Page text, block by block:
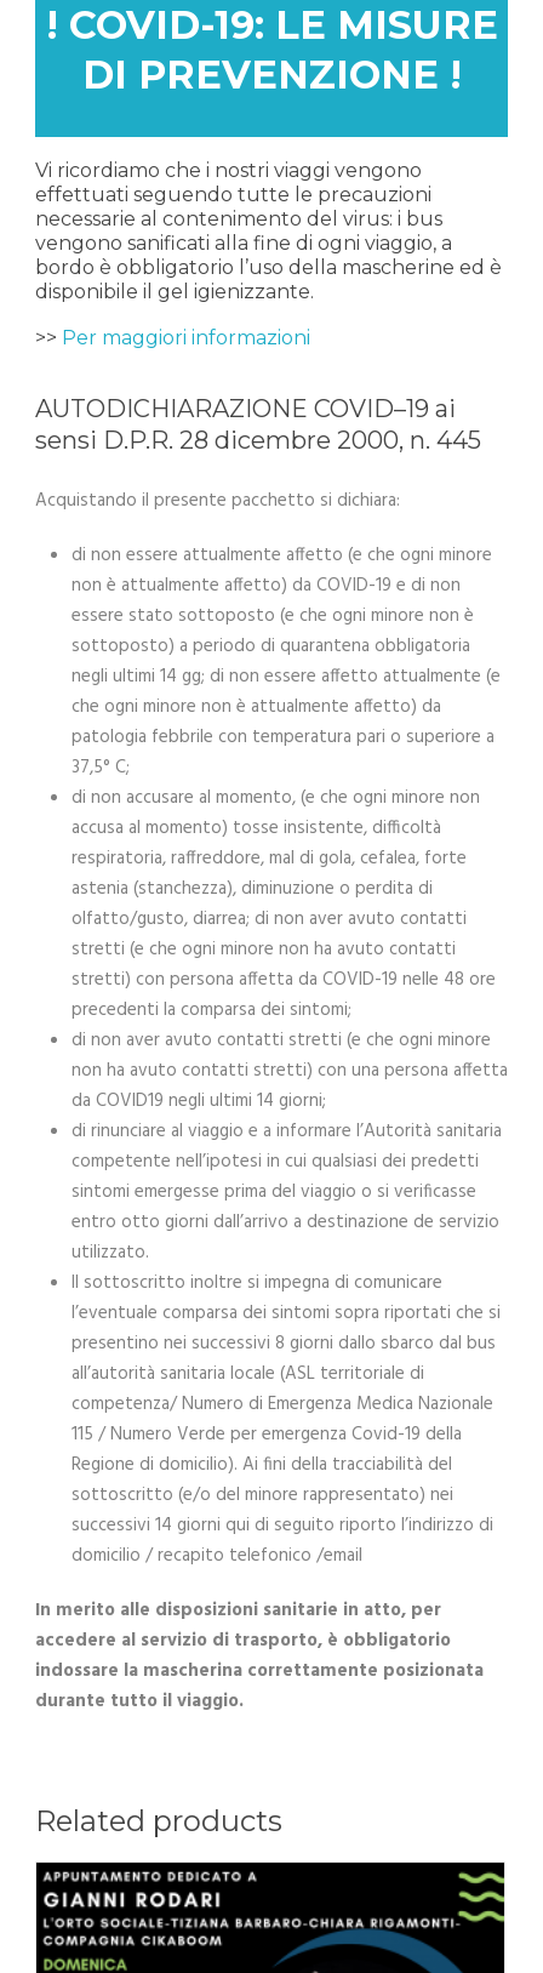
! COVID-19: LE MISURE
DI PREVENZIONE !
Vi ricordiamo che i nostri viaggi vengono
effettuati seguendo tutte le precauzioni
necessarie al contenimento del virus: i bus
vengono sanificati alla fine di ogni viaggio, a
bordo è obbligatorio l’uso della mascherine ed è
disponibile il gel igienizzante.
>> Per maggiori informazioni
AUTODICHIARAZIONE COVID–19 ai
sensi D.P.R. 28 dicembre 2000, n. 445
Acquistando il presente pacchetto si dichiara:
di non essere attualmente affetto (e che ogni minore
non è attualmente affetto) da COVID-19 e di non
essere stato sottoposto (e che ogni minore non è
sottoposto) a periodo di quarantena obbligatoria
negli ultimi 14 gg; di non essere affetto attualmente (e
che ogni minore non è attualmente affetto) da
patologia febbrile con temperatura pari o superiore a
37,5° C;
di non accusare al momento, (e che ogni minore non
accusa al momento) tosse insistente, difficoltà
respiratoria, raffreddore, mal di gola, cefalea, forte
astenia (stanchezza), diminuzione o perdita di
olfatto/gusto, diarrea; di non aver avuto contatti
stretti (e che ogni minore non ha avuto contatti
stretti) con persona affetta da COVID-19 nelle 48 ore
precedenti la comparsa dei sintomi;
di non aver avuto contatti stretti (e che ogni minore
non ha avuto contatti stretti) con una persona affetta
da COVID19 negli ultimi 14 giorni;
di rinunciare al viaggio e a informare l’Autorità sanitaria
competente nell’ipotesi in cui qualsiasi dei predetti
sintomi emergesse prima del viaggio o si verificasse
entro otto giorni dall’arrivo a destinazione de servizio
utilizzato.
Il sottoscritto inoltre si impegna di comunicare
l’eventuale comparsa dei sintomi sopra riportati che si
presentino nei successivi 8 giorni dallo sbarco dal bus
all’autorità sanitaria locale (ASL territoriale di
competenza/ Numero di Emergenza Medica Nazionale
115 / Numero Verde per emergenza Covid-19 della
Regione di domicilio). Ai fini della tracciabilità del
sottoscritto (e/o del minore rappresentato) nei
successivi 14 giorni qui di seguito riporto l’indirizzo di
domicilio / recapito telefonico /email
In merito alle disposizioni sanitarie in atto, per
accedere al servizio di trasporto, è obbligatorio
indossare la mascherina correttamente posizionata
durante tutto il viaggio.
Related products